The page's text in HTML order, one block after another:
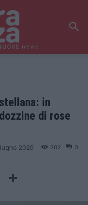
news
in
di rose
2025 0
282